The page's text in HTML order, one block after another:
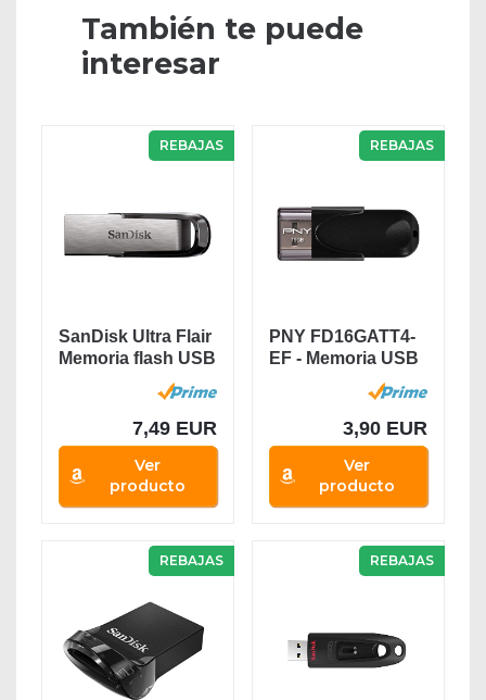
También te puede
interesar
REBAJAS
SanDisk Ultra Flair
Memoria flash USB
7,49 EUR
Ver
producto
REBAJAS
PNY FD16GATT4-
EF - Memoria USB
3,90 EUR
Ver
producto
REBAJAS REBAJAS